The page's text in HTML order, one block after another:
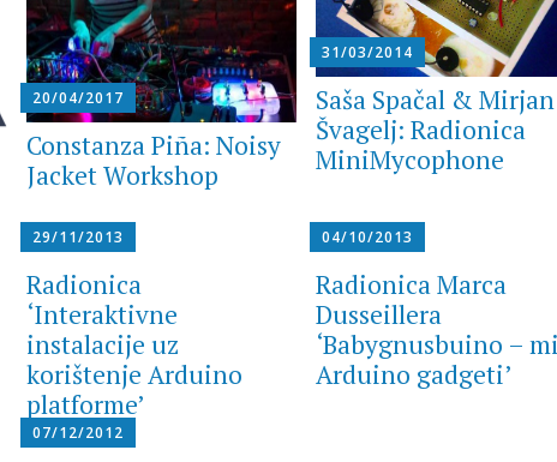
20/04/2017
Constanza Piña: Noisy
Jacket Workshop
31/03/2014
Saša Spačal & Mirjan
Švagelj: Radionica
MiniMycophone
29/11/2013
Radionica
‘Interaktivne
instalacije uz
korištenje Arduino
platforme’
04/10/2013
Radionica Marca
Dusseillera
‘Babygnusbuino –
Arduino gadgeti’
07/12/2012